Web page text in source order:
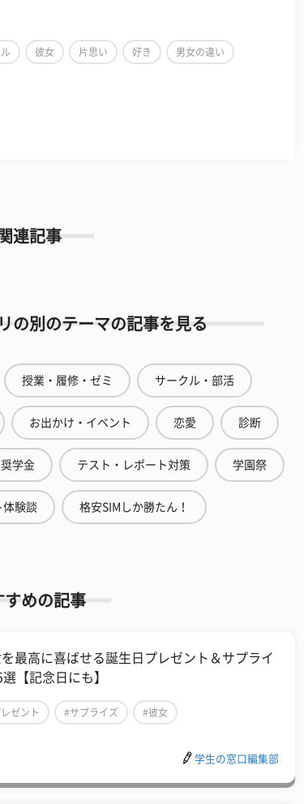
彼女 片思い 好き 男女の違い
関連記事
の別のテーマの記事を見る
授業・履修・ゼミ サークル・部活
お出かけ・イベント 恋愛 診断
奨学金 テスト・レポート対策 学園祭
体験談 格安SIMしか勝たん！
すめの記事
最高に喜ばせる誕生日プレゼント＆サプライ
選【記念日にも】
ゼント #サプライズ #彼女
学生の窓口編集部